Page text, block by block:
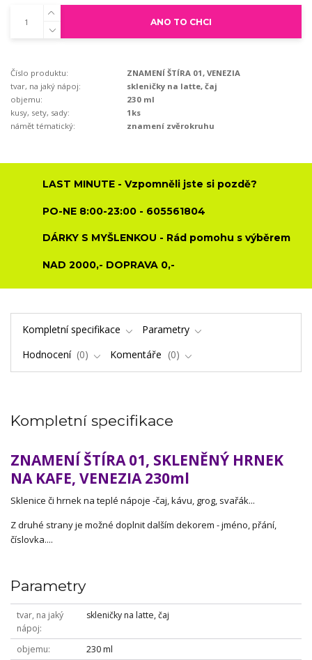
ANO TO CHCI
Číslo produktu:
ZNAMENÍ ŠTÍRA 01, VENEZIA
tvar, na jaký nápoj:
skleničky na latte, čaj
objemu:
230 ml
kusy, sety, sady:
1ks
námět tématický:
znamení zvěrokruhu
LAST MINUTE - Vzpomněli jste si pozdě?
PO-NE 8:00-23:00 - 605561804
DÁRKY S MYŠLENKOU - Rád pomohu s výběrem
NAD 2000,- DOPRAVA 0,-
Kompletní specifikace
Parametry
Hodnocení
0 Komentáře 0
Kompletní specifikace
ZNAMENÍ ŠTÍRA 01, SKLENĚNÝ HRNEK
NA KAFE, VENEZIA 230ml
Sklenice či hrnek na teplé nápoje -čaj, kávu, grog, svařák...
Z druhé strany je možné doplnit dalším dekorem - jméno, přání,
číslovka....
Parametry
tvar, na jaký
nápoj
skleničky na latte, čaj
objemu 230 ml